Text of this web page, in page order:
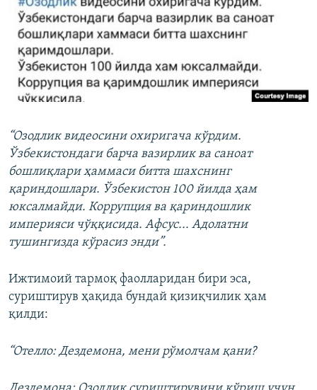
“Озодлик видеосини охиригача кўрдим.
Ўзбекистондаги барча вазирлик ва саноат
бошлиқлари ҳаммаси битта шахснинг
қариндошлари. Ўзбекистон 100 йилда ҳам
юксалмайди. Коррупция ва қариндошлик
империяси чўққисида. Афсус... Адолатни
тушингизда кўрасиз энди”.
Ижтимоий тармоқ фаолларидан бири эса,
суриштирув ҳақида бундай қизиқчилик ҳам
қилди:
“Отелло: Дездемона, мени рўмолчам қани?